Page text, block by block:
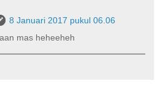
8 Januari 2017 pukul 06.06
mas heheeheh